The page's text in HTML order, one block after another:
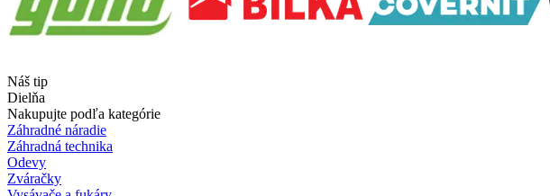
Náš tip
Dielňa
Nakupujte podľa kategórie
Záhradné náradie
Záhradná technika
Odevy
Zváračky